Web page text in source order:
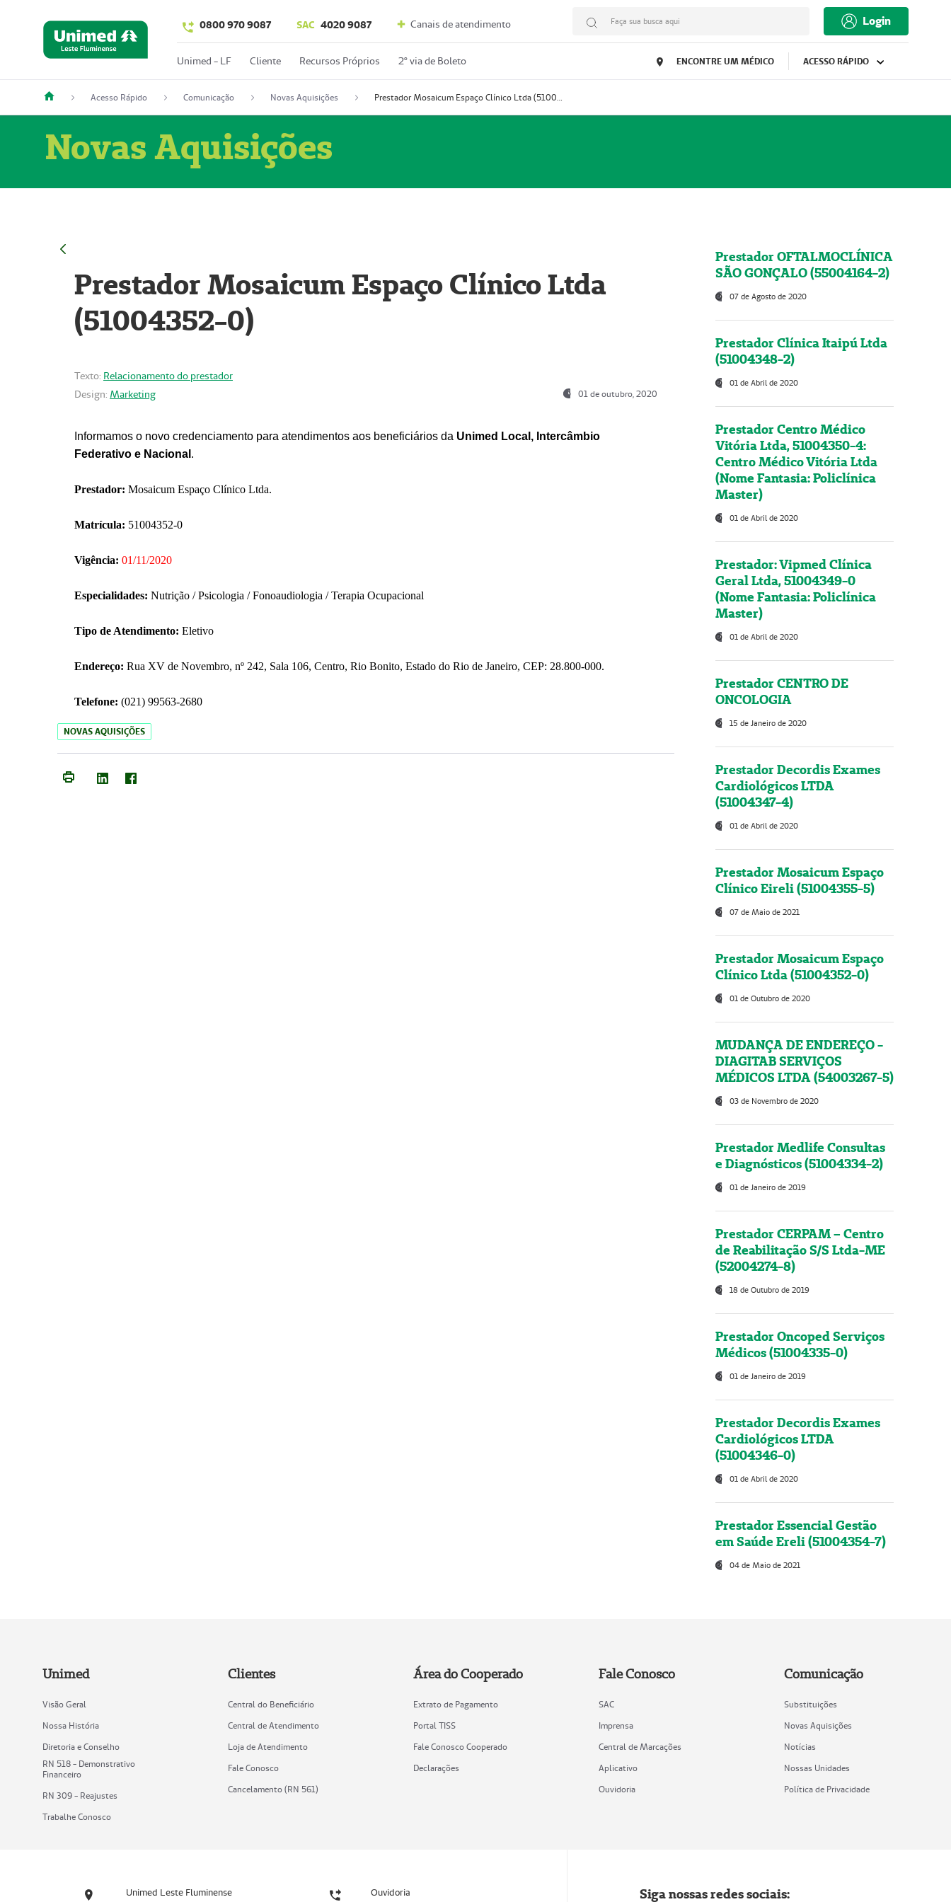
0800 970 9087 SAC 4020 9087 Canais de atendimento Faça sua busca aqui Login
Unimed - LF Cliente Recursos Próprios 2º via de Boleto ENCONTRE UM MÉDICO ACESSO RÁPIDO
Acesso Rápido Comunicação Novas Aquisições Prestador Mosaicum Espaço Clínico Ltda (51004352-0)
Novas Aquisições
Prestador Mosaicum Espaço Clínico Ltda
(51004352-0)
Texto: Relacionamento do prestador
Design: Marketing 01 de outubro, 2020
Informamos o novo credenciamento para atendimentos aos beneficiários da Unimed Local, Intercâmbio
Federativo e Nacional .
Prestador: Mosaicum Espaço Clínico Ltda.
Matrícula: 51004352-0
Vigência: 01/11/2020
Especialidades: Nutrição / Psicologia / Fonoaudiologia / Terapia Ocupacional
Tipo de Atendimento: Eletivo
Endereço: Rua XV de Novembro, nº 242, Sala 106, Centro, Rio Bonito, Estado do Rio de Janeiro, CEP: 28.800-000.
Telefone: (021) 99563-2680
NOVAS AQUISIÇÕES
Prestador OFTALMOCLÍNICA
SÃO GONÇALO (55004164-2)
07 de Agosto de 2020
Prestador Clínica Itaipú Ltda
(51004348-2)
01 de Abril de 2020
Prestador Centro Médico
Vitória Ltda, 51004350-4:
Centro Médico Vitória Ltda
(Nome Fantasia: Policlínica
Master)
01 de Abril de 2020
Prestador: Vipmed Clínica
Geral Ltda, 51004349-0
(Nome Fantasia: Policlínica
Master)
01 de Abril de 2020
Prestador CENTRO DE
ONCOLOGIA
15 de Janeiro de 2020
Prestador Decordis Exames
Cardiológicos LTDA
(51004347-4)
01 de Abril de 2020
Prestador Mosaicum Espaço
Clínico Eireli (51004355-5)
07 de Maio de 2021
Prestador Mosaicum Espaço
Clínico Ltda (51004352-0)
01 de Outubro de 2020
MUDANÇA DE ENDEREÇO -
DIAGITAB SERVIÇOS
MÉDICOS LTDA (54003267-5)
03 de Novembro de 2020
Prestador Medlife Consultas
e Diagnósticos (51004334-2)
01 de Janeiro de 2019
Prestador CERPAM – Centro
de Reabilitação S/S Ltda-ME
(52004274-8)
18 de Outubro de 2019
Prestador Oncoped Serviços
Médicos (51004335-0)
01 de Janeiro de 2019
Prestador Decordis Exames
Cardiológicos LTDA
(51004346-0)
01 de Abril de 2020
Prestador Essencial Gestão
em Saúde Ereli (51004354-7)
04 de Maio de 2021
Unimed
Visão Geral
Nossa História
Diretoria e Conselho
RN 518 - Demonstrativo
Financeiro
RN 309 - Reajustes
Trabalhe Conosco
Clientes
Central do Beneficiário
Central de Atendimento
Loja de Atendimento
Fale Conosco
Cancelamento (RN 561)
Área do Cooperado
Extrato de Pagamento
Portal TISS
Fale Conosco Cooperado
Declarações
Fale Conosco
SAC
Imprensa
Central de Marcações
Aplicativo
Ouvidoria
Comunicação
Substituições
Novas Aquisições
Notícias
Nossas Unidades
Política de Privacidade
Unimed Leste Fluminense Ouvidoria Siga nossas redes sociais: